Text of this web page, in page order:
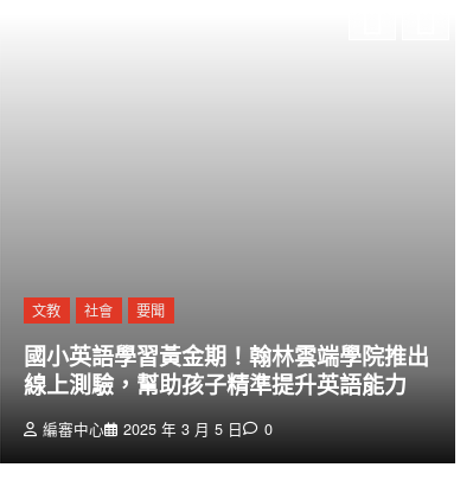
文教 社會 要聞
國小英語學習黃金期！翰林雲端學院推出
線上測驗，幫助孩子精準提升英語能力
編審中心 2025 年 3 月 5 日 0